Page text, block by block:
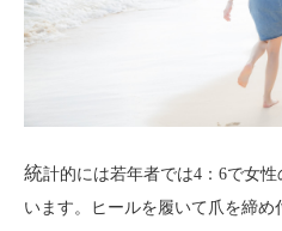
統計的には若年者では4：6で女
います。ヒールを履いて爪を締